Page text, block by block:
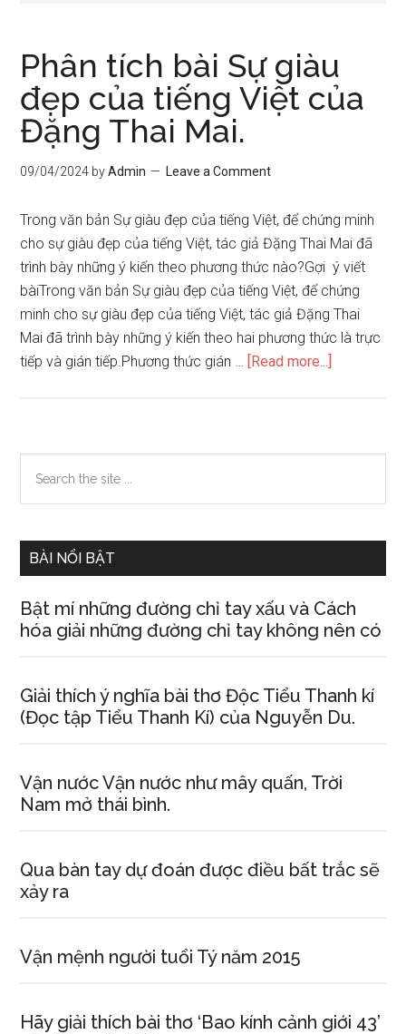
Phân tích bài Sự giàu
đẹp của tiếng Việt của
Đặng Thai Mai.
09/04/2024 byAdmin Leave a Comment
Trong văn bản Sự giàu đẹp của tiếng Việt, để chứng minh
cho sự giàu đẹp của tiếng Việt, tác giả Đặng Thai Mai đã
trình bày những ý kiến theo phương thức nào?Gợi ý viết
bàiTrong văn bản Sự giàu đẹp của tiếng Việt, để chứng
minh cho sự giàu đẹp của tiếng Việt, tác giả Đặng Thai
Mai đã trình bày những ý kiến theo hai phương thức là trực
tiếp và gián tiếp.Phương thức gián … [Read more...]
Sự
đẹp
Việt
Đặng
Primary
Sidebar
the
BÀI NỔI BẬT
Bật mí những đường chỉ tay xấu và Cách
hóa giải những đường chỉ tay không nên có
Giải thích ý nghĩa bài thơ Độc Tiểu Thanh kí
(Đọc tập Tiểu Thanh Kí) của Nguyễn Du.
Vận nước Vận nước như mây quấn, Trời
Nam mở thái bình.
Qua bàn tay dự đoán được điều bất trắc sẽ
xảy ra
Vận mệnh người tuổi Tý năm 2015
Hãy giải thích bài thơ ‘Bao kính cảnh giới 43’